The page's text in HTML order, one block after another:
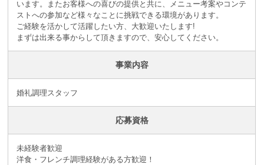
います。またお客様への喜びの提供と共に、メニュー考案やコンテ
ストへの参加など様々なことに挑戦できる環境があります。
ご経験を活かして活躍したい方、大歓迎いたします!
まずは出来る事からして頂きますので、安心してください。
事業内容
婚礼調理スタッフ
応募資格
未経験者歓迎
洋食・フレンチ調理経験がある方歓迎！